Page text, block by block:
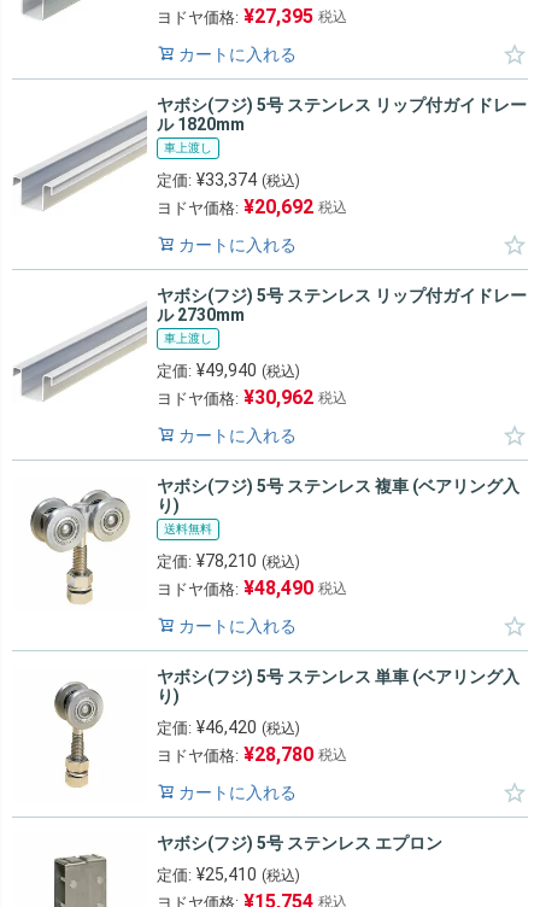
ヨドヤ価格: ¥27,395 税込
カートに入れる
ヤボシ(フジ) 5号 ステンレス リップ付ガイドレー
ル 1820mm
車上渡し
定価: ¥33,374 (税込)
ヨドヤ価格: ¥20,692 税込
カートに入れる
ヤボシ(フジ) 5号 ステンレス リップ付ガイドレー
ル 2730mm
車上渡し
定価: ¥49,940 (税込)
ヨドヤ価格: ¥30,962 税込
カートに入れる
ヤボシ(フジ) 5号 ステンレス 複車 (ベアリング入
り)
送料無料
定価: ¥78,210 (税込)
ヨドヤ価格: ¥48,490 税込
カートに入れる
ヤボシ(フジ) 5号 ステンレス 単車 (ベアリング入
り)
定価: ¥46,420 (税込)
ヨドヤ価格: ¥28,780 税込
カートに入れる
ヤボシ(フジ) 5号 ステンレス エプロン
定価: ¥25,410 (税込)
ヨドヤ価格: ¥15,754 税込